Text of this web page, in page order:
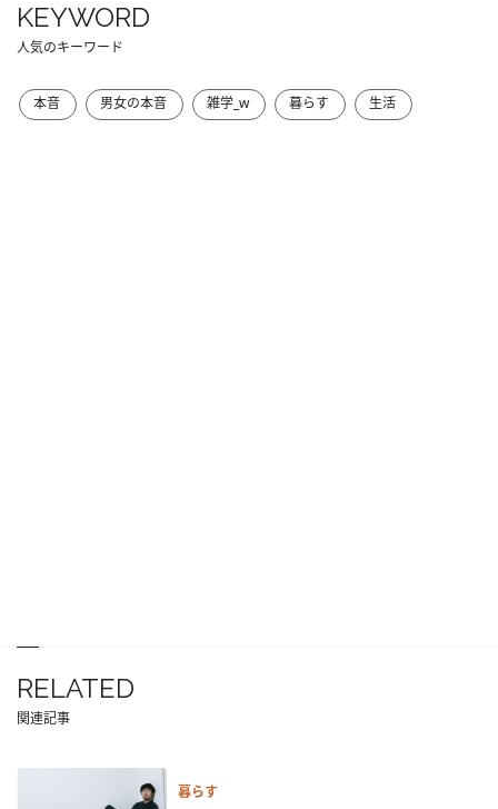
KEYWORD
人気のキーワード
本音 男女の本音 雑学_w 暮らす 生活
RELATED
関連記事
暮らす